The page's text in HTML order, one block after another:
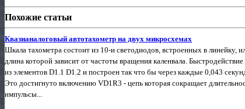
Похожие статьи
Квазианалоговый автотахометр на двух микросхемах
Шкала тахометра состоит из 10-и светодиодов, встроенных в
длина которой зависит от частоты вращения каленвала.
из элементов D1.1 D1.2 и построен так что бы через каждые 0,043
Это достигнуто включению VD1R3 - цепь которая сокращает
импульсы...